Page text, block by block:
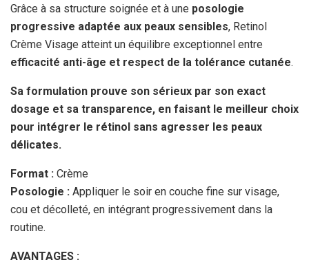
Grâce à sa structure soignée et à une posologie
progressive adaptée aux peaux sensibles, Retinol
Crème Visage atteint un équilibre exceptionnel entre
efficacité anti-âge et respect de la tolérance cutanée.
Sa formulation prouve son sérieux par son exact
dosage et sa transparence, en faisant le meilleur choix
pour intégrer le rétinol sans agresser les peaux
délicates.
Format : Crème
Posologie : Appliquer le soir en couche fine sur visage,
cou et décolleté, en intégrant progressivement dans la
routine.
AVANTAGES :